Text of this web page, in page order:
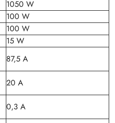
1050 W
100 W
100 W
15 W
87,5 A
20 A
0,3 A